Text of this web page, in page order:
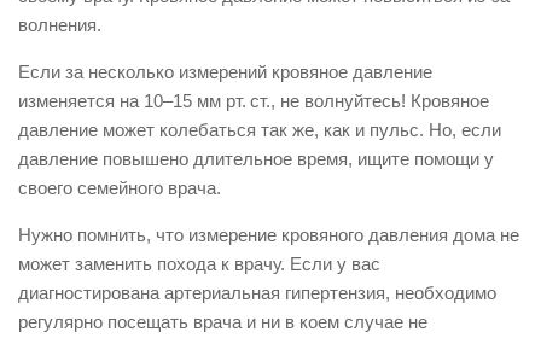
волнения.
Если за несколько измерений кровяное давление
изменяется на 10–15 мм рт. ст., не волнуйтесь! Кровяное
давление может колебаться так же, как и пульс. Но, если
давление повышено длительное время, ищите помощи у
своего семейного врача.
Нужно помнить, что измерение кровяного давления дома не
может заменить похода к врачу. Если у вас
диагностирована артериальная гипертензия, необходимо
регулярно посещать врача и ни в коем случае не